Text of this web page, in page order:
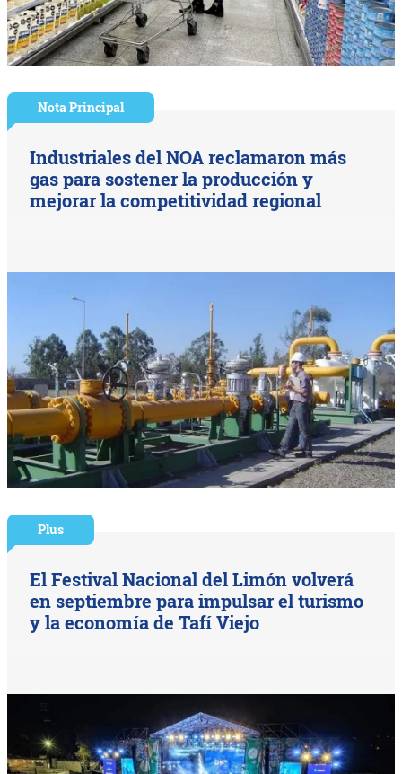
Nota Principal
Industriales del NOA reclamaron más
gas para sostener la producción y
mejorar la competitividad regional
Plus
El Festival Nacional del Limón volverá
en septiembre para impulsar el turismo
y la economía de Tafí Viejo